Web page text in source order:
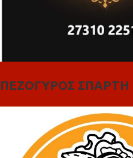
ΠΕΖΟΓΥΡΟΣ ΣΠΑΡΤΗ